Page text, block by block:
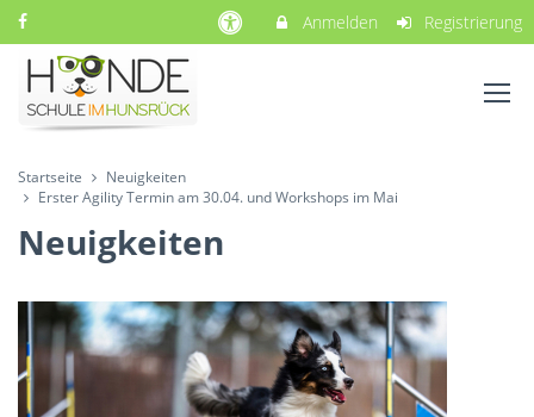
Anmelden Registrierung
Startseite
Neuigkeiten
Erster Agility Termin am 30.04. und Workshops im Mai
Neuigkeiten